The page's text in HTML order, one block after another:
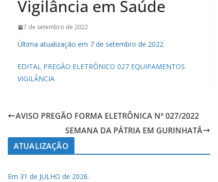
Vigilância em Saúde
7 de setembro de 2022
Última atualização em 7 de setembro de 2022
EDITAL PREGÃO ELETRÔNICO 027 EQUIPAMENTOS
VIGILÂNCIA
AVISO PREGÃO FORMA ELETRÔNICA Nº 027/2022
SEMANA DA PÁTRIA EM GURINHATÃ
ATUALIZAÇÃO
Em 31 de JULHO de 2026.